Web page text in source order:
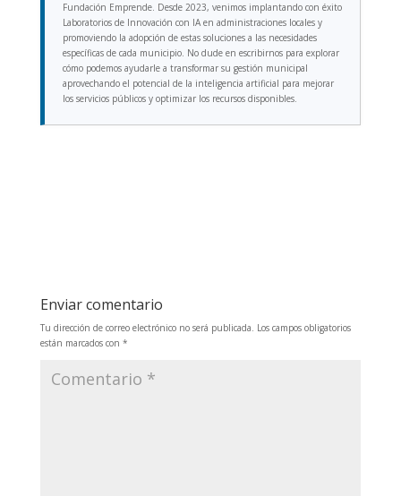
Fundación Emprende. Desde 2023, venimos implantando con éxito
Laboratorios de Innovación con IA en administraciones locales y
promoviendo la adopción de estas soluciones a las necesidades
específicas de cada municipio. No dude en escribirnos para explorar
cómo podemos ayudarle a transformar su gestión municipal
aprovechando el potencial de la inteligencia artificial para mejorar
los servicios públicos y optimizar los recursos disponibles.
Enviar comentario
Tu dirección de correo electrónico no será publicada. Los campos obligatorios
están marcados con *